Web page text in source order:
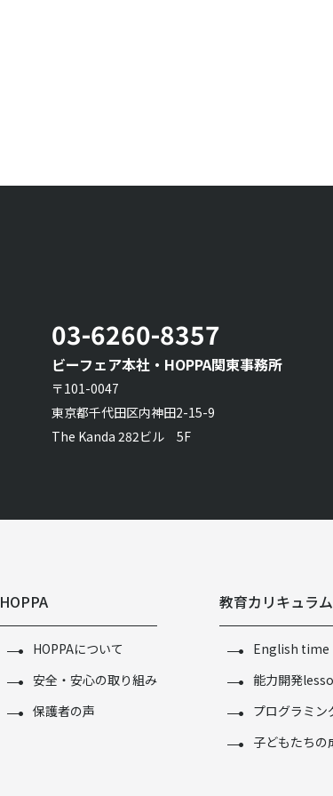
03-6260-8357
ビーフェア本社・HOPPA関東事務所
〒101-0047
東京都千代田区内神田2-15-9
The Kanda 282ビル 5F
HOPPA
HOPPAについて
安全・安心の取り組み
保護者の声
教育カリキュラム
English time
能力開発
プログラミン
子どもたちの